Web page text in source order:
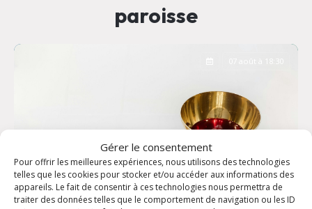
Gérer le consentement
Pour offrir les meilleures expériences, nous utilisons des technologies
telles que les cookies pour stocker et/ou accéder aux informations des
appareils. Le fait de consentir à ces technologies nous permettra de
traiter des données telles que le comportement de navigation ou les ID
paroisse